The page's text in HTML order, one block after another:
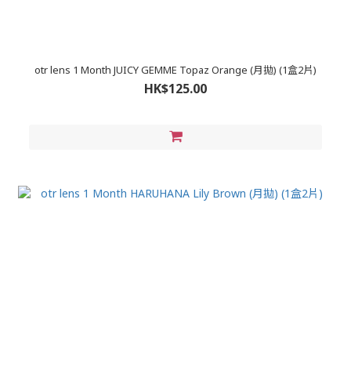
otr lens 1 Month JUICY GEMME Topaz Orange (月拋) (1盒2片)
HK$125.00